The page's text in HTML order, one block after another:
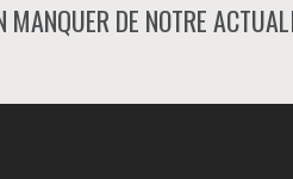
MANQUER DE NOTRE